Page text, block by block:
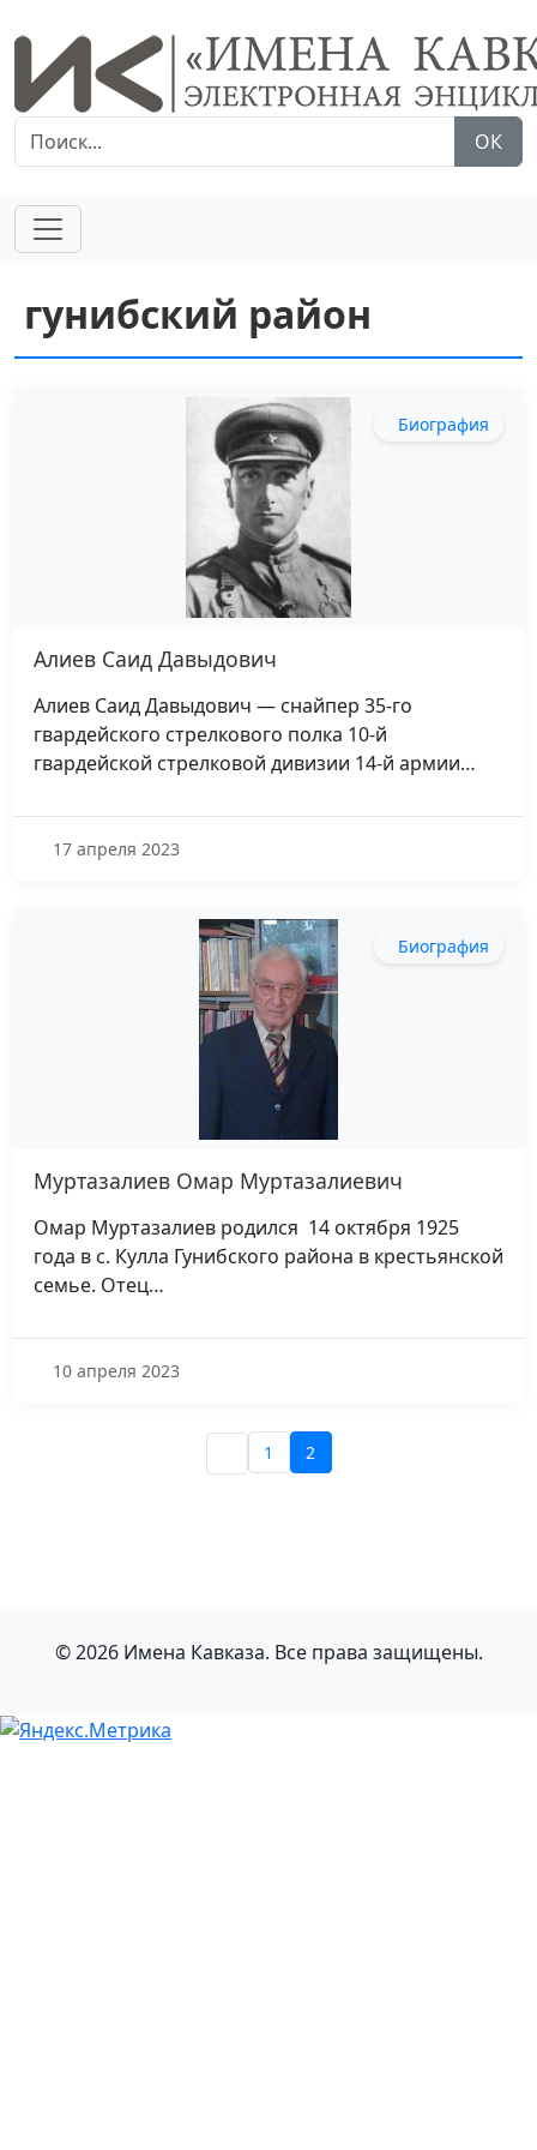
ОК
гунибский район
Биография
Алиев Саид Давыдович
Алиев Саид Давыдович — снайпер 35-го
гвардейского стрелкового полка 10-й
гвардейской стрелковой дивизии 14-й армии…
17 апреля 2023
Биография
Муртазалиев Омар Муртазалиевич
Омар Муртазалиев родился 14 октября 1925
года в с. Кулла Гунибского района в крестьянской
семье. Отец…
10 апреля 2023
1 2
© 2026 Имена Кавказа. Все права защищены.